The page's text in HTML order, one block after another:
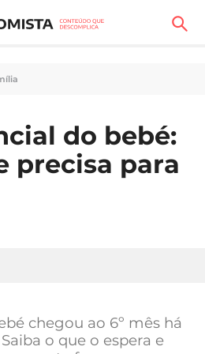
do bebé:
precisa para
chegou ao 6º mês há
o que o espera e